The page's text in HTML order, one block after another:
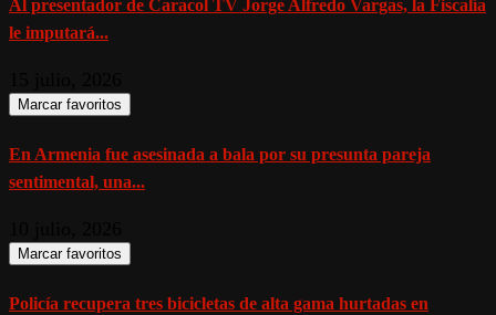
Al presentador de Caracol TV Jorge Alfredo Vargas, la Fiscalía
le imputará...
Marcar favoritos
En Armenia fue asesinada a bala por su presunta pareja
sentimental, una...
Marcar favoritos
Policía recupera tres bicicletas de alta gama hurtadas en